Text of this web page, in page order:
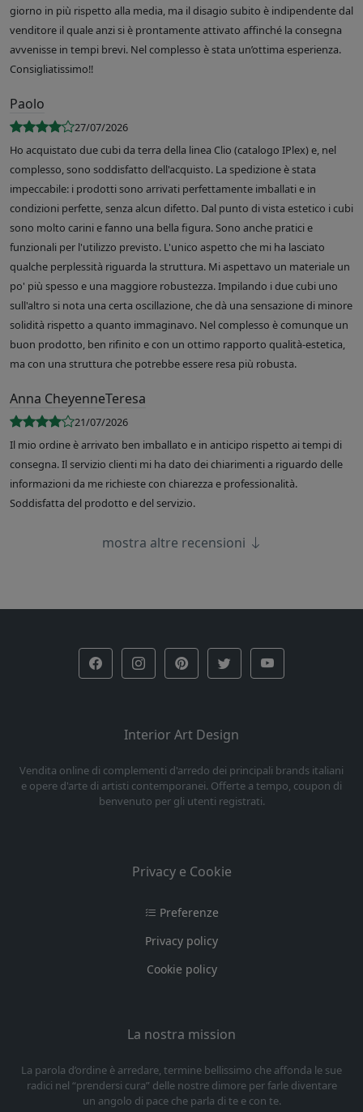
giorno in più rispetto alla media, ma il disagio subito è indipendente dal
venditore il quale anzi si è prontamente attivato affinché la consegna
avvenisse in tempi brevi. Nel complesso è stata un’ottima esperienza.
Consigliatissimo!!
Paolo
27/07/2026
Ho acquistato due cubi da terra della linea Clio (catalogo IPlex) e, nel
complesso, sono soddisfatto dell'acquisto. La spedizione è stata
impeccabile: i prodotti sono arrivati perfettamente imballati e in
condizioni perfette, senza alcun difetto. Dal punto di vista estetico i cubi
sono molto carini e fanno una bella figura. Sono anche pratici e
funzionali per l'utilizzo previsto. L'unico aspetto che mi ha lasciato
qualche perplessità riguarda la struttura. Mi aspettavo un materiale un
po' più spesso e una maggiore robustezza. Impilando i due cubi uno
sull'altro si nota una certa oscillazione, che dà una sensazione di minore
solidità rispetto a quanto immaginavo. Nel complesso è comunque un
buon prodotto, ben rifinito e con un ottimo rapporto qualità-estetica,
ma con una struttura che potrebbe essere resa più robusta.
Anna CheyenneTeresa
21/07/2026
Il mio ordine è arrivato ben imballato e in anticipo rispetto ai tempi di
consegna. Il servizio clienti mi ha dato dei chiarimenti a riguardo delle
informazioni da me richieste con chiarezza e professionalità.
Soddisfatta del prodotto e del servizio.
mostra altre recensioni
Interior Art Design
Vendita online di complementi d'arredo dei principali brands italiani
e opere d'arte di artisti contemporanei. Offerte a tempo, coupon di
benvenuto per gli utenti registrati.
Privacy e Cookie
Preferenze
Privacy policy
Cookie policy
La nostra mission
La parola d’ordine è arredare, termine bellissimo che affonda le sue
radici nel “prendersi cura” delle nostre dimore per farle diventare
un angolo di pace che parla di te e con te.